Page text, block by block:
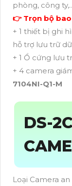
phòng, công
👉 Trọn bộ
+ 1 thiết bị ghi
hỗ trợ lưu trữ
+ 1 Ổ cứng lưu
+ 4 camera
7104NI-Q1-M
DS-
Loại Camera